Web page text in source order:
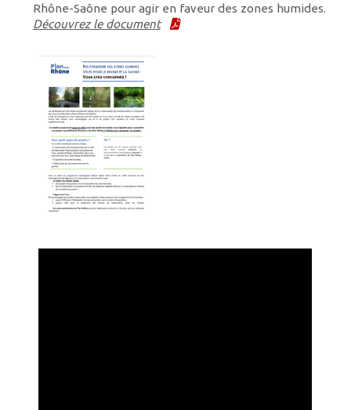
Rhône-Saône pour agir en faveur des zones humides.
Découvrez le document